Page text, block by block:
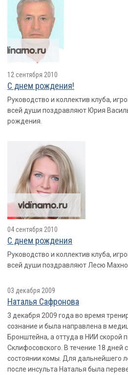
12 сентября 2010
С днем рождения!
Руководство и коллектив клуба,
всей души поздравляют Юрия
рождения.
04 сентября 2010
С днем рождения
Руководство и коллектив клуба,
всей души поздравляют Лесю
03 декабря 2009
Наталья Сафронова
3 декабря 2009 года во время
сознание и была направлена в
Бронштейна, а оттуда в НИИ скорой
Склифосовского. В течение 18 дней
состоянии комы. Для дальнейшего
после инсульта Наталья была